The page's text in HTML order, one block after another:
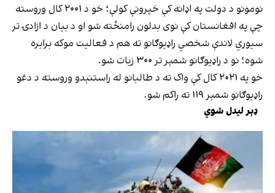
نومونو د دولت په اډانه کې خپرونې کولې؛ خو د ۲۰۰۱ کال وروسته
چې په افغانستان کې نوی بدلون رامنځته شو او د بیان د ازادۍ تر
سیوري لاندې شخصي راډیوګانو ته هم د فعالیت موکه برابره
شوه؛ نو د راډیوګانو شمېر تر ۳۰۰ زیات شو.
خو په ۲۰۲۱ کال کې واک ته د طالبانو له راستنېدو وروسته د دغو
راډیوګانو شمېر ۱۱۹ ته راکم شو.
ډېر لیدل شوي